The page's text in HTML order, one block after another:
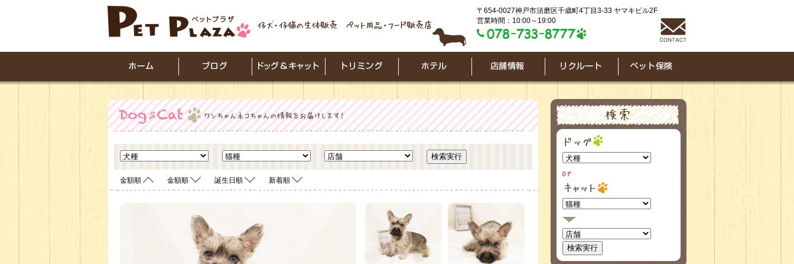
〒654-0027神戸市須磨区千歳町4丁目3-33 ヤマキビル2F
営業時間：10:00～19:00
金額順 金額順 誕生日順 新着順